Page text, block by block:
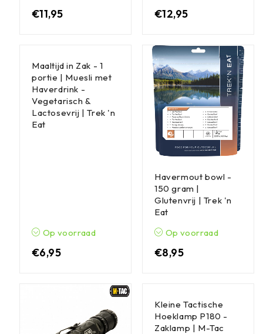
€11,95 €12,95
Maaltijd in Zak - 1
portie | Muesli met
Haverdrink -
Vegetarisch &
Lactosevrij | Trek 'n
Eat
Op voorraad
€6,95
Havermout bowl -
150 gram |
Glutenvrij | Trek 'n
Eat
Op voorraad
€8,95
Kleine Tactische
Hoeklamp P180 -
Zaklamp | M-Tac